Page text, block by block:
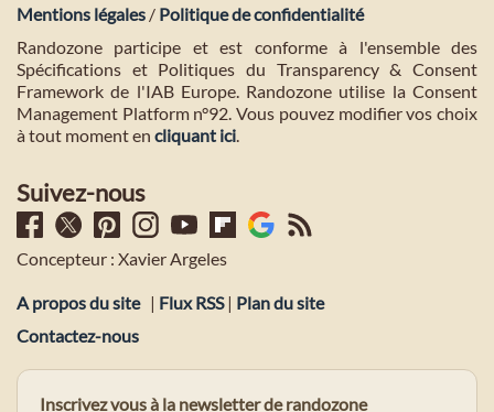
Mentions légales / Politique de confidentialité
Randozone participe et est conforme à l'ensemble des
Spécifications et Politiques du Transparency & Consent
Framework de l'IAB Europe. Randozone utilise la Consent
Management Platform n°92. Vous pouvez modifier vos choix
à tout moment en cliquant ici.
Suivez-nous
Concepteur : Xavier Argeles
A propos du site | Flux RSS| Plan du site
Contactez-nous
Inscrivez vous à la newsletter de randozone